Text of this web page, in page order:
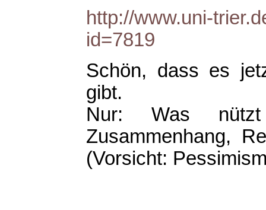
http://www.uni-
id=7819
Schön, dass es
gibt.
Nur: Was
Zusammenhang,
(Vorsicht: